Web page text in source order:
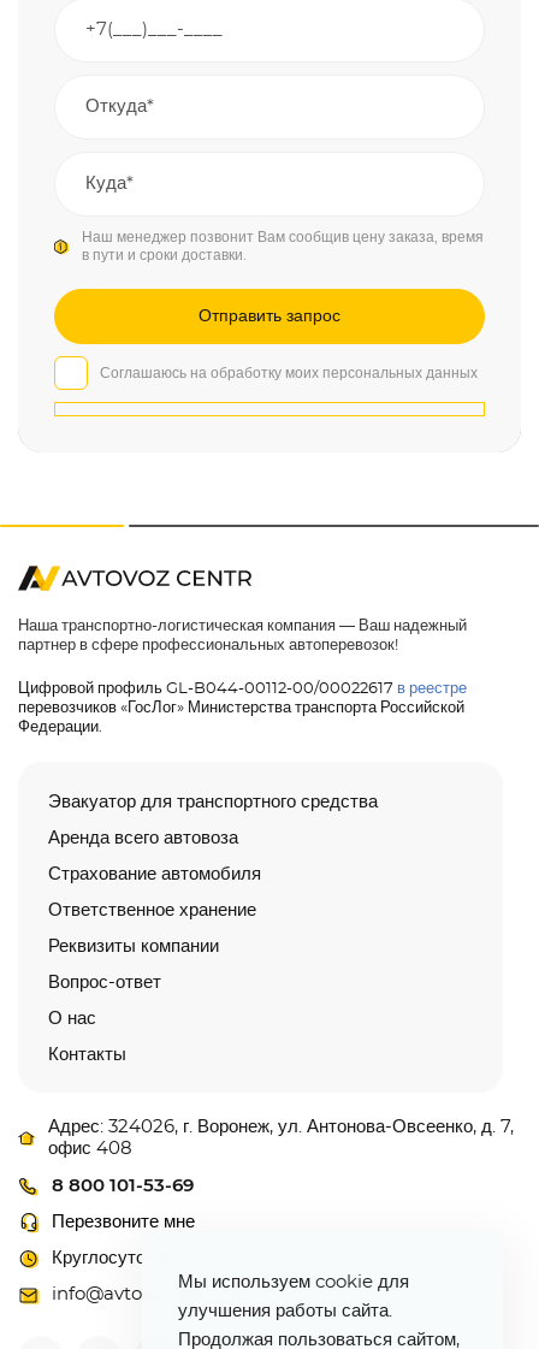
Наш менеджер позвонит Вам сообщив цену заказа, время
в пути и сроки доставки.
Соглашаюсь на обработку моих персональных данных
Наша транспортно-логистическая компания — Ваш надежный
партнер в сфере профессиональных автоперевозок!
Цифровой профиль GL-B044-00112-00/00022617 в реестре
перевозчиков «ГосЛог» Министерства транспорта Российской
Федерации.
Эвакуатор для транспортного средства
Аренда всего автовоза
Страхование автомобиля
Ответственное хранение
Реквизиты компании
Вопрос-ответ
О нас
Контакты
Адрес: 324026, г. Воронеж, ул. Антонова-Овсеенко, д. 7,
офис 408
8 800 101-53-69
Перезвоните мне
Круглосуточно
info@avtovoz-centr.ru
Мы используем cookie для
улучшения работы сайта.
Продолжая пользоваться сайтом,